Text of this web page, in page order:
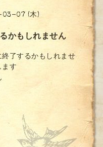
07 (木)
かもしれません
了するかもしれませ
ます